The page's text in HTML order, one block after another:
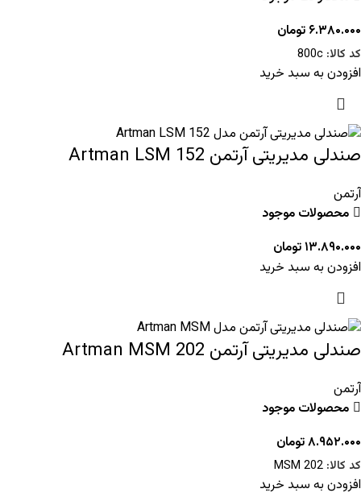
۶.۳۸۰.۰۰۰ تومان
کد کالا: 800c
افزودن به سبد خرید
صندلی مدیریتی آرتمن 152 Artman LSM
آرتمن
محصولات موجود
۱۳.۸۹۰.۰۰۰تومان
افزودن به سبد خرید
صندلی مدیریتی آرتمن Artman MSM 202
آرتمن
محصولات موجود
۸.۹۵۲.۰۰۰تومان
کد کالا: MSM 202
افزودن به سبد خرید